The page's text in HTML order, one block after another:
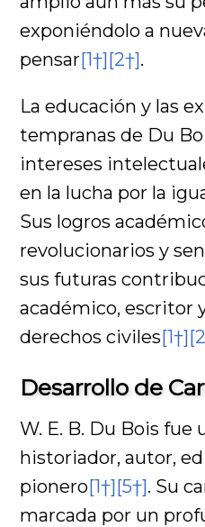
exponiéndolo a
pensar[1†][2†].
La educación y las
tempranas de Du
intereses
en la lucha por la
Sus logros
revolucionarios y
sus futuras
académico, escritor
derechos civiles[1†]
Desarrollo de
W. E. B. Du Bois fue
historiador, autor,
pionero[1†][5†]. Su
marcada por un